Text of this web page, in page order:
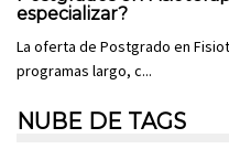
especializar?
La oferta de Postgrado en
programas largo, c...
NUBE DE TAGS